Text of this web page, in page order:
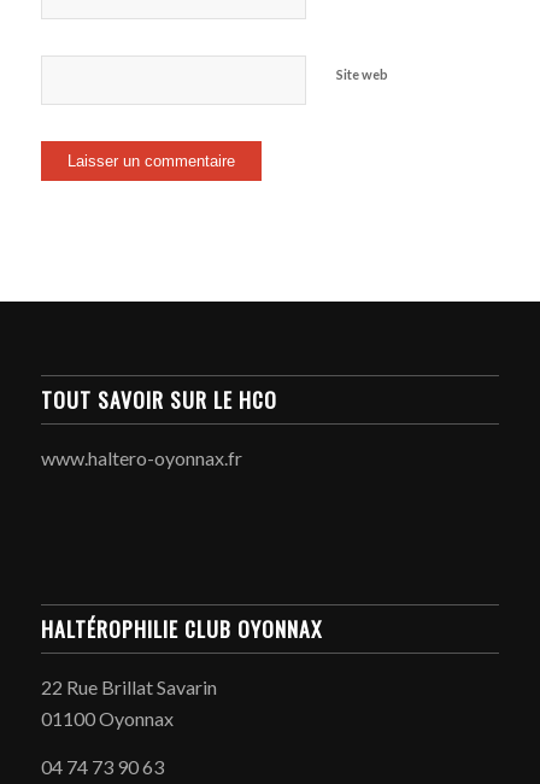
Site web
TOUT SAVOIR SUR LE HCO
www.haltero-oyonnax.fr
HALTÉROPHILIE CLUB OYONNAX
22 Rue Brillat Savarin
01100 Oyonnax
04 74 73 90 63